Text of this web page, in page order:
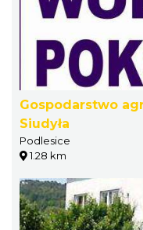
Gospodarstwo
Siudyła
Podlesice
1.28 km